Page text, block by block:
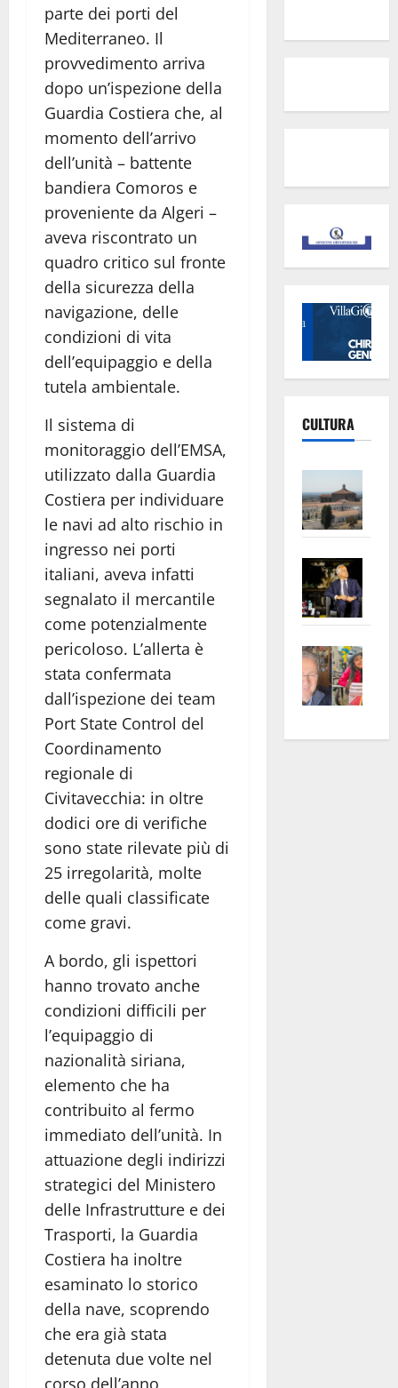
parte dei porti del
Mediterraneo. Il
provvedimento arriva
dopo un’ispezione della
Guardia Costiera che, al
momento dell’arrivo
dell’unità – battente
bandiera Comoros e
proveniente da Algeri –
aveva riscontrato un
quadro critico sul fronte
della sicurezza della
navigazione, delle
condizioni di vita
dell’equipaggio e della
tutela ambientale.
Il sistema di
monitoraggio dell’EMSA,
utilizzato dalla Guardia
Costiera per individuare
le navi ad alto rischio in
ingresso nei porti
italiani, aveva infatti
segnalato il mercantile
come potenzialmente
pericoloso. L’allerta è
stata confermata
dall’ispezione dei team
Port State Control del
Coordinamento
regionale di
Civitavecchia: in oltre
dodici ore di verifiche
sono state rilevate più di
25 irregolarità, molte
delle quali classificate
come gravi.
A bordo, gli ispettori
hanno trovato anche
condizioni difficili per
l’equipaggio di
nazionalità siriana,
elemento che ha
contribuito al fermo
immediato dell’unità. In
attuazione degli indirizzi
strategici del Ministero
delle Infrastrutture e dei
Trasporti, la Guardia
Costiera ha inoltre
esaminato lo storico
della nave, scoprendo
che era già stata
detenuta due volte nel
corso dell’anno
CULTURA
euro
apre